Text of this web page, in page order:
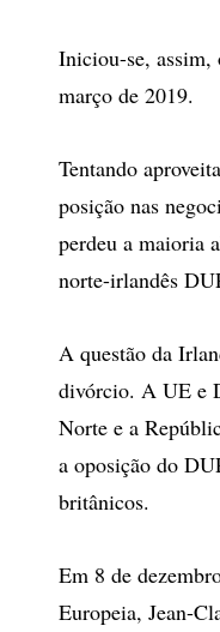
Iniciou-se, assim,
março de 2019.
Tentando
posição nas
perdeu a maioria
norte-irlandês
A questão da
divórcio. A UE e
Norte e a
a oposição do
britânicos.
Em 8 de
Europeia, Jean-